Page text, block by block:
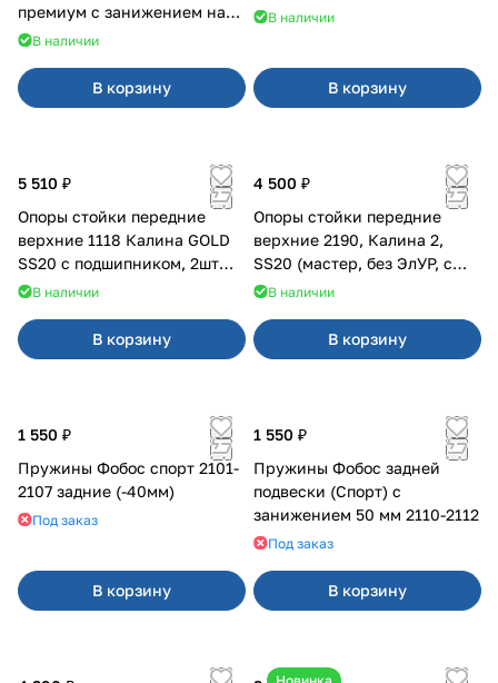
премиум с занижением на
2110В наличии
В корзину
В наличии
В корзину
5 510 ₽
Опоры стойки передние
верхние 1118 Калина GOLD
SS20 с подшипником, 2шт
10115
В наличии
В корзину
4 500 ₽
Опоры стойки передние
верхние 2190, Калина 2,
SS20 (мастер, без ЭлУР, с
подшипником) 2шт 10122
В наличии
В корзину
1 550 ₽
Пружины Фобос спорт 2101-
2107 задние (-40мм)
Под заказ
В корзину
1 550 ₽
Пружины Фобос задней
подвески (Спорт) с
занижением 50 мм 2110-2112
Под заказ
В корзину